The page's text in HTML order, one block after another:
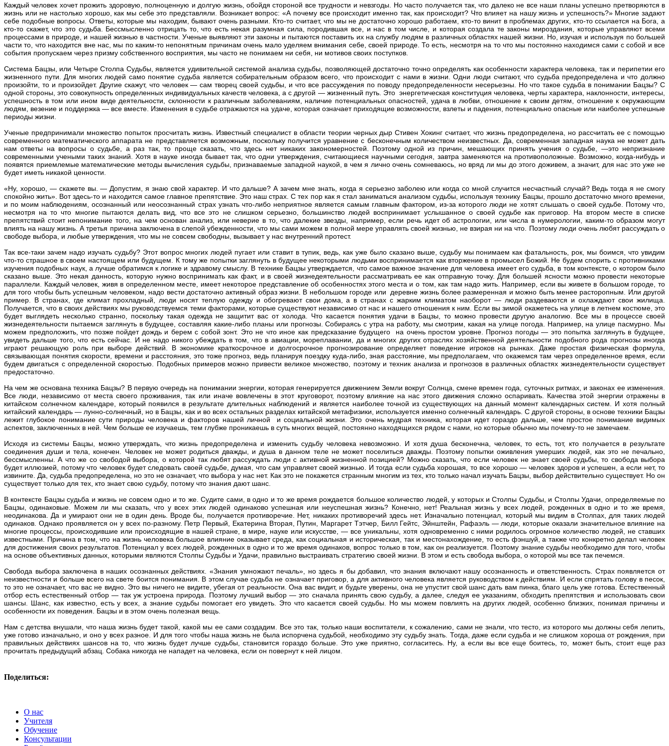
Каждый человек хочет прожить здоровую, полноценную и долгую жизнь, обойдя стороной все трудности и невзгоды. Но часто получается так, что далеко не все наши планы успешно претворяются в
жизнь или не настолько хорошо, как мы себе это представляли. Возникает вопрос: «А почему все происходит именно так, как происходит? Что влияет на нашу жизнь и успешность?» Многие задают
себе подобные вопросы. Ответы, которые мы находим, бывают очень разными. Кто-то считает, что мы не достаточно хорошо работаем, кто-то винит в проблемах других, кто-то ссылается на Бога, а
кто-то скажет, что это судьба. Бессмысленно отрицать то, что есть некая разумная сила, породившая все, и нас в том числе, и которая создала те законы мироздания, которые управляют всеми
процессами в природе, и нашей жизнью в частности. Ученые выявляют эти законы и пытаются поставить их на службу людям в различных областях нашей жизни. Но, изучая и используя по большей
части то, что находится вне нас, мы по каким-то непонятным причинам очень мало уделяем внимания себе, своей природе. То есть, несмотря на то что мы постоянно находимся сами с собой и все
события пропускаем через призму собственного восприятия, мы часто не понимаем ни себя, ни мотивов своих поступков.
Система Бацзы, или Четыре Столпа Судьбы, является удивительной системой анализа судьбы, позволяющей достаточно точно определять как особенности характера человека, так и перипетии его
жизненного пути. Для многих людей само понятие судьба является собирательным образом всего, что происходит с нами в жизни. Одни люди считают, что судьба предопределена и что должно
произойти, то и произойдет. Другие скажут, что человек — сам творец своей судьбы, и что все рассуждения по поводу предопределенности несерьезны. Но что такое судьба в понимании Бацзы? С
одной стороны, это совокупность определенных индивидуальных качеств человека, а с другой — жизненный путь. Это энергетическая конституция человека, черты характера, наклонности, интересы,
успешность в том или ином виде деятельности, склонности к различным заболеваниям, наличие потенциальных опасностей, удача в любви, отношение к своим детям, отношение к окружающим
людям, везение и поддержка — все вместе. Изменения в судьбе отражаются на удаче, которая означает приходящие возможности, взлеты и падения, потенциально опасные или наиболее успешные
периоды жизни.
Ученые предпринимали множество попыток просчитать жизнь. Известный специалист в области теории черных дыр Стивен Хокинг считает, что жизнь предопределена, но рассчитать ее с помощью
современного математического аппарата не представляется возможным, поскольку получится уравнение с бесконечным количеством неизвестных. Да, современная западная наука не может дать
нам ответы на вопросы о судьбе, а раз так, то проще сказать, что здесь нет никаких закономерностей. Поэтому одной из причин, мешающих принять учения о судьбе, —это непризнание
современными учеными таких знаний. Хотя в науке иногда бывает так, что одни утверждения, считающиеся научными сегодня, завтра заменяются на противоположные. Возможно, когда-нибудь и
появятся приемлемые математические методы вычисления судьбы, признаваемые западной наукой, в чем я лично очень сомневаюсь, но вряд ли мы до этого доживем, а значит, для нас это уже не
будет иметь никакой ценности.
«Ну, хорошо, — скажете вы. — Допустим, я знаю свой характер. И что дальше? А зачем мне знать, когда я серьезно заболею или когда со мной случится несчастный случай? Ведь тогда я не смогу
спокойно жить». Вот здесь-то и находится самое главное препятствие. Это наш страх. С тех пор как я стал заниматься анализом судьбы, используя технику Бацзы, прошло достаточно много времени,
и по моим наблюдениям, осознанный или неосознанный страх узнать что-либо неприятное является самым главным фактором, из-за которого люди не хотят слышать о своей судьбе. Потому что,
несмотря на то что многие пытаются делать вид, что все это не слишком серьезно, большинство людей воспринимает услышанное о своей судьбе как приговор. На втором месте в списке
препятствий стоит непонимание того, на чем основан анализ, или неверие в то, что далекие звезды, например, если речь идет об астрологии, или числа в нумерологии, каким-то образом могут
влиять на нашу жизнь. А третья причина заключена в слепой убежденности, что мы сами можем в полной мере управлять своей жизнью, не взирая ни на что. Поэтому люди очень любят рассуждать о
свободе выбора, и любые утверждения, что мы не совсем свободны, вызывает у нас внутренний протест.
Так все-таки зачем надо изучать судьбу? Этот вопрос многих людей пугает или ставит в тупик, ведь, как уже было сказано выше, судьбу мы понимаем как фатальность, рок, мы боимся, что увидим
что-то страшное в своем настоящем или будущем. К тому же попытки заглянуть в будущее некоторыми людьми воспринимается как вторжение в промысел Божий. Не будем спорить с противниками
изучения подобных наук, а лучше обратимся к логике и здравому смыслу. В технике Бацзы утверждается, что самое важное значение для человека имеет его судьба, в том контексте, о котором было
сказано выше. Это некая данность, которую нужно воспринимать как факт, и в своей жизнедеятельности рассматривать ее как отправную точку. Для большей ясности можно провести некоторые
параллели. Каждый человек, живя в определенном месте, имеет некоторое представление об особенностях этого места и о том, как там надо жить. Например, если вы живете в большом городе, то
для того чтобы быть успешным человеком, надо вести достаточно активный образ жизни. В небольшом городе или деревне жизнь более размеренная и можно быть менее расторопным. Или другой
пример. В странах, где климат прохладный, люди носят теплую одежду и обогревают свои дома, а в странах с жарким климатом наоборот — люди раздеваются и охлаждают свои жилища.
Получается, что в своих действиях мы руководствуемся теми факторами, которые существуют независимо от нас и нашего отношения к ним. Если вы зимой окажетесь на улице в летнем костюме, это
будет выглядеть несколько странно, поскольку такая одежда не защитит вас от холода. Что касается понятия удачи в Бацзы, то можно провести другую аналогию. Все мы в процессе своей
жизнедеятельности пытаемся заглянуть в будущее, составляя какие-либо планы или прогнозы. Собираясь с утра на работу, мы смотрим, какая на улице погода. Например, на улице пасмурно. Мы
можем предположить, что позже пойдет дождь и берем с собой зонт. Это не что иное как предсказание будущего на очень простом уровне. Прогноз погоды — это попытка заглянуть в будущее,
увидеть дальше того, что есть сейчас. И не надо никого убеждать в том, что в авиации, мореплавании, да и многих других отраслях хозяйственной деятельности подобного рода прогнозы иногда
играют решающую роль при выборе действий. В экономике краткосрочное и долгосрочное прогнозирование определяет поведение игроков на рынках. Даже простая физическая формула,
связывающая понятия скорости, времени и расстояния, это тоже прогноз, ведь планируя поездку куда-либо, зная расстояние, мы предполагаем, что окажемся там через определенное время, если
будем двигаться с определенной скоростью. Подобных примеров можно привести великое множество, поэтому и техник анализа и прогнозов в различных областях жизнедеятельности существует
предостаточно.
На чем же основана техника Бацзы? В первую очередь на понимании энергии, которая генерируется движением Земли вокруг Солнца, смене времен года, суточных ритмах, и законах ее изменения.
Все люди, независимо от места своего проживания, так или иначе вовлечены в этот круговорот, поэтому влияние на нас этого движения сложно оспаривать. Качества этой энергии отражены в
китайском солнечном календаре, который появился в результате длительных наблюдений и является наиболее точной из существующих на данный момент календарных систем. И хотя полный
китайский календарь — лунно-солнечный, но в Бацзы, как и во всех остальных разделах китайской метафизики, используется именно солнечный календарь. С другой стороны, в основе техники Бацзы
лежит глубокое понимание сути природы человека и факторов нашей личной и социальной жизни. Это очень мудрая техника, которая идет гораздо дальше, чем простое понимание видимых
аспектов, заключенных в ней. Чем больше ее изучаешь, тем глубже проникаешь в суть многих вещей, постоянно находящихся рядом с нами, но которые обычно мы почему-то не замечаем.
Исходя из системы Бацзы, можно утверждать, что жизнь предопределена и изменить судьбу человека невозможно. И хотя душа бесконечна, человек, то есть, тот, кто получается в результате
соединения души и тела, конечен. Человек не может родиться дважды, и душа в данном теле не может поселиться дважды. Поэтому попытки оживления умерших людей, как это не печально,
бессмысленны. А что же со свободой выбора, о которой так любят рассуждать люди с активной жизненной позицией? Можно сказать, что если человек не знает своей судьбы, то свобода выбора
будет иллюзией, потому что человек будет следовать своей судьбе, думая, что сам управляет своей жизнью. И тогда если судьба хорошая, то все хорошо — человек здоров и успешен, а если нет, то
извините. Да, судьба предопределена, но это не означает, что выбора у нас нет. Как это не покажется странным многим из тех, кто только начал изучать Бацзы, выбор действительно существует. Но он
существует только для тех, кто знает свою судьбу, потому что знания дают шанс.
В контексте Бацзы судьба и жизнь не совсем одно и то же. Судите сами, в одно и то же время рождается большое количество людей, у которых и Столпы Судьбы, и Столпы Удачи, определяемые по
Бацзы, одинаковые. Можем ли мы сказать, что у всех этих людей одинаково успешная или неуспешная жизнь? Конечно, нет! Реальная жизнь у всех людей, рожденных в одно и то же время,
неодинакова. Да и умирают они не в один день. Вроде бы, получается противоречие. Нет, никаких противоречий здесь нет. Изначально потенциал, который мы видим в Столпах, для таких людей
одинаков. Однако проявляется он у всех по-разному. Петр Первый, Екатерина Вторая, Путин, Маргарет Тэтчер, Билл Гейтс, Эйнштейн, Рафаэль — люди, которые оказали значительное влияние на
многие процессы, происходившие или происходящие в нашей стране, в мире, науке или искусстве, — все уникальны, хотя одновременно с ними родилось огромное количество людей, не ставших
известными. Причина в том, что на жизнь человека большое влияние оказывает среда, как социальная и историческая, так и местонахождение, то есть фэншуй, а также что конкретно делал человек
для достижения своих результатов. Потенциал у всех людей, рожденных в одно и то же время одинаков, вопрос только в том, как он реализуется. Поэтому знание судьбы необходимо для того, чтобы
на основе объективных данных, которыми являются Столпы Судьбы и Удачи, правильно выстраивать стратегию своей жизни. В этом и есть свобода выбора, о которой мы все так печемся.
Свобода выбора заключена в наших осознанных действиях. «Знания умножают печаль», но здесь я бы добавил, что знания включают нашу осознанность и ответственность. Страх появляется от
неизвестности и больше всего на свете боится понимания. В этом случае судьба не означает приговор, а для активного человека является руководством к действиям. И если спрятать голову в песок,
то это не означает, что вас не видно. Это вы ничего не видите, убегая от реальности. Она вас видит, и будьте уверены, она не упустит свой шанс дать вам пинка, благо цель уже готова. Естественный
отбор есть естественный отбор — так уж устроена природа. Поэтому лучший выбор — это сначала принять свою судьбу, а далее, следуя ее указаниям, обходить препятствия и использовать свои
шансы. Шанс, как известно, есть у всех, а знание судьбы помогает его увидеть. Это что касается своей судьбы. Но мы можем повлиять на других людей, особенно близких, понимая причины и
особенности их поведения. Бацзы и в этом очень полезная вещь.
Нам с детства внушали, что наша жизнь будет такой, какой мы ее сами создадим. Все это так, только наши воспитатели, к сожалению, сами не знали, что тесто, из которого мы должны себя лепить,
уже готово изначально, и оно у всех разное. И для того чтобы наша жизнь не была испорчена судьбой, необходимо эту судьбу знать. Тогда, даже если судьба и не слишком хороша от рождения, при
правильных действиях шансов на то, что жизнь будет лучше судьбы, становится гораздо больше. Это уже приятно, согласитесь. Ну, а если вы все еще боитесь, то, может быть, стоит еще раз
прочитать предыдущий абзац. Собака никогда не нападет на человека, если он повернут к ней лицом.
Поделиться:
О нас
Учителя
Обучение
Консультации